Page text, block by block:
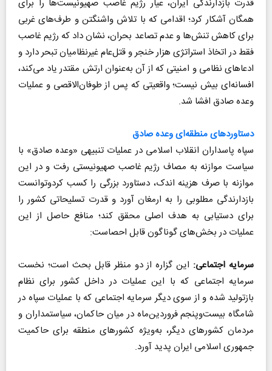
قدرت بازدارندگی ایران، عیار رژیم غاصب صهیونیست‌ها را برای
همگان آشکار کرد؛ اقدامی که با تلاش واشنگتن و طرف‌های غربی
برای کاهش تنش‌‌‌ها و عدم تصاعد بحران، نشان داد که رژیم غاصب
فقط در اتخاذ استراتژی هزار خنجر و قتل‌عام غیرنظامیان تبحر دارد و
ادعاهای نظامی و امنیتی که از آن به‌عنوان ارتش مقتدر یاد می‌کند،
افسانه‌ای بیش نیست؛ واقعیتی که پس از طوفان‌الاقصی و عملیات
وعده صادق افشا شد.
دستاوردهای منطقه‌ای وعده صادق
سپاه پاسداران انقلاب اسلامی در عملیات تنبیهی «وعده صادق» با
سیاست موازنه به مصاف رژیم غاصب صهیونیستی رفت و در این
موازنه با صرف هزینه اندک، دستاورد بزرگی را کسب کردوتوانست
بازدارندگی مطلوبی را به ارمغان آورد و قدرت تسلیحاتی کشور را
برای دستیابی به هدف اصلی محقق کند؛ منافع حاصل از این
عملیات در بخش‌های گوناگون قابل احصاست:
سرمایه اجتماعی: این گزاره از دو منظر قابل بحث است؛ نخست
سرمایه اجتماعی که با این عملیات در داخل کشور برای نظام
بازتولید شده و از سوی دیگر سرمایه اجتماعی که با عملیات سپاه در
شامگاه بیست‌وپنجم فروردین‌ماه در میان حاکمان، سیاستمداران و
مردمان کشورهای دیگر، به‌ویژه کشورهای منطقه برای حاکمیت
جمهوری اسلامی ایران پدید آورد.